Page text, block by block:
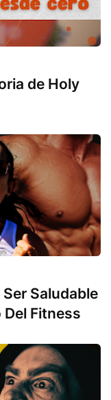
de Holy
Saludable
Del Fitness